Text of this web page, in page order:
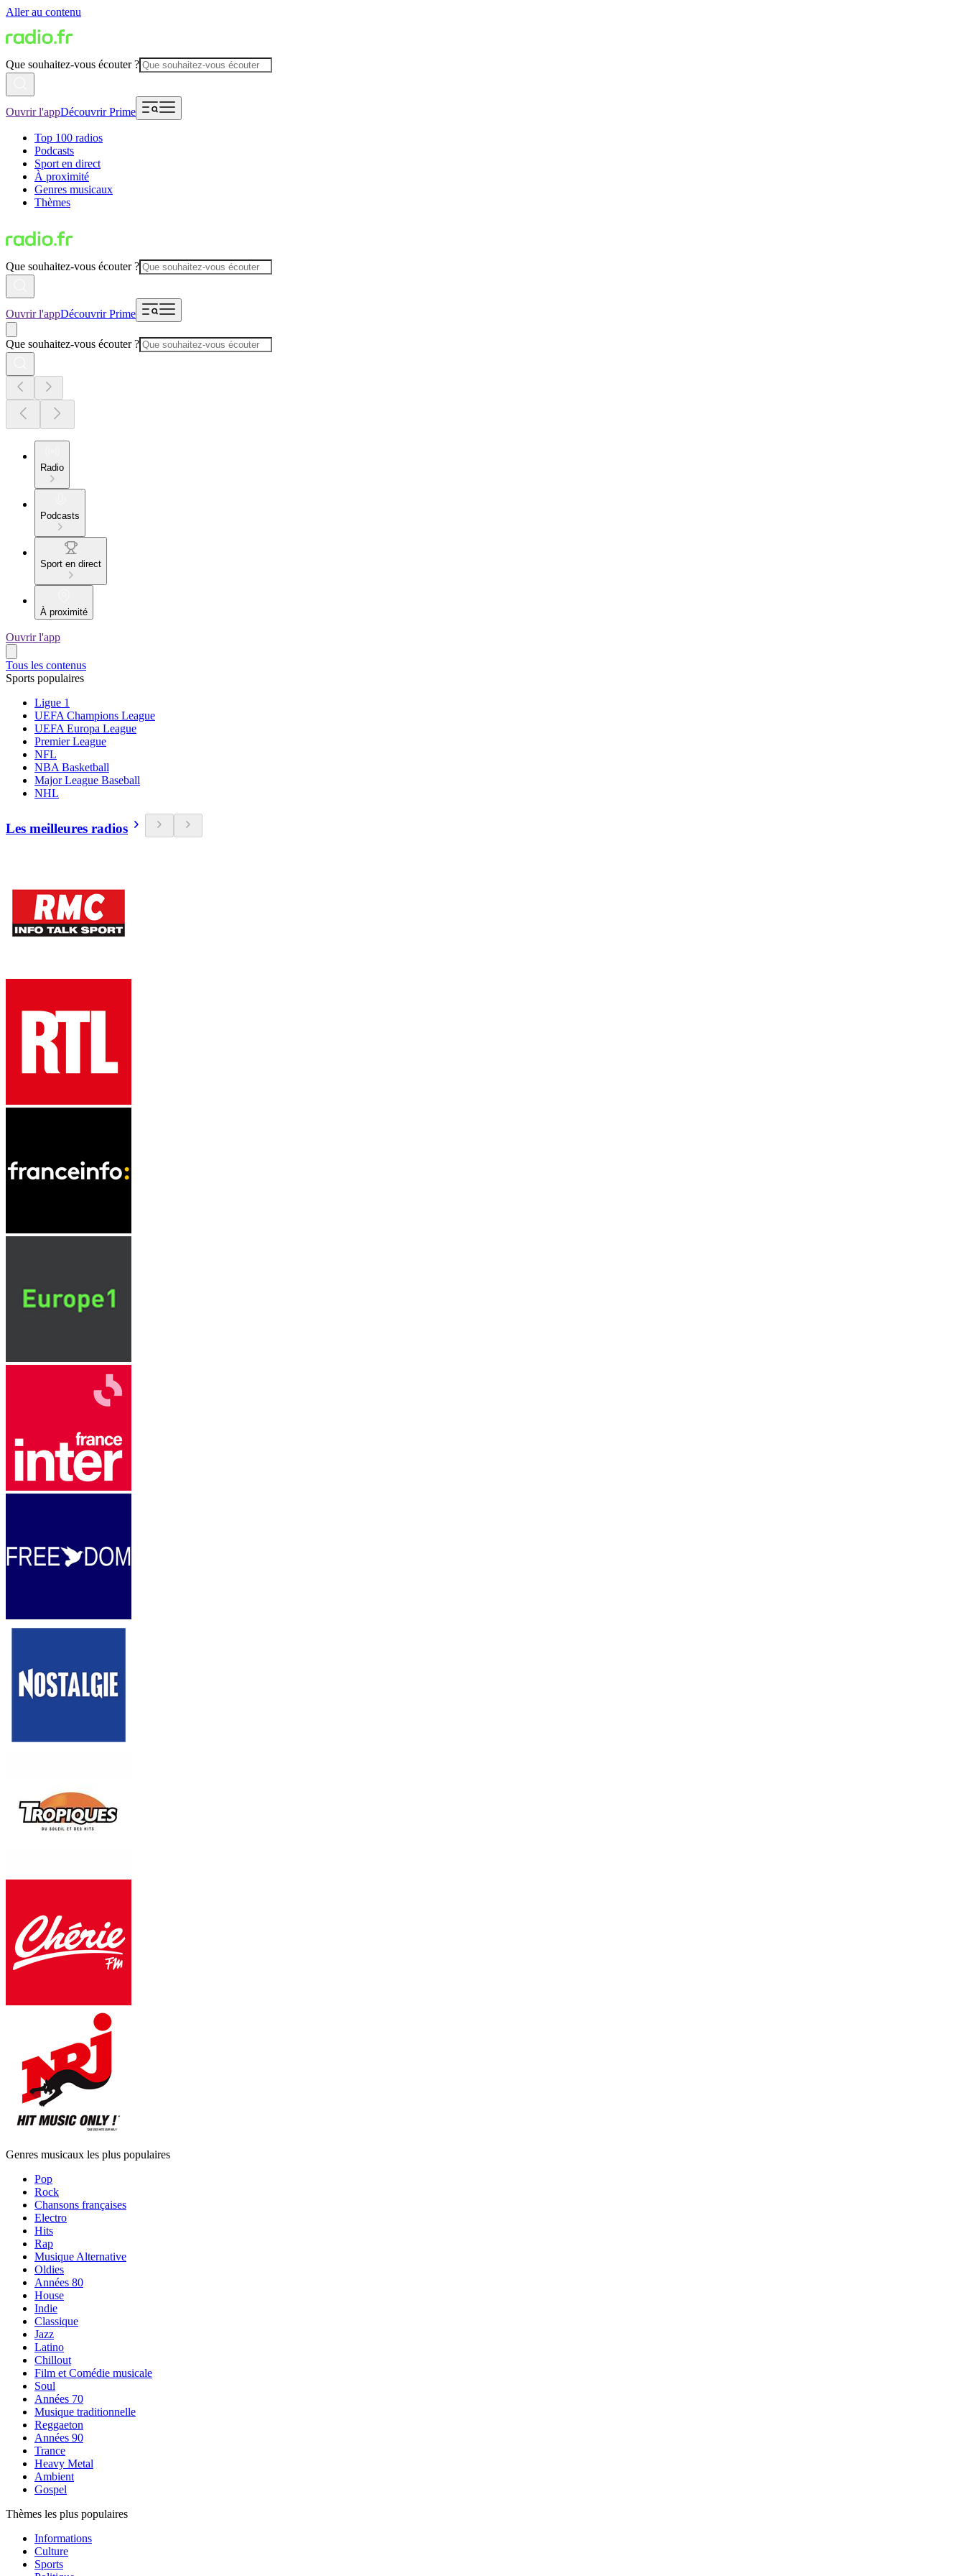
Aller au contenu
Que souhaitez-vous écouter ?
Ouvrir l'appDécouvrir Prime
Top 100 radios
Podcasts
Sport en direct
À proximité
Genres musicaux
Thèmes
Que souhaitez-vous écouter ?
Ouvrir l'appDécouvrir Prime
Que souhaitez-vous écouter ?
Radio
Podcasts
Sport en direct
À proximité
Ouvrir l'app
Tous les contenus
Sports populaires
Ligue 1
UEFA Champions League
UEFA Europa League
Premier League
NFL
NBA Basketball
Major League Baseball
NHL
Les meilleures radios
Genres musicaux les plus populaires
Pop
Rock
Chansons françaises
Electro
Hits
Rap
Musique Alternative
Oldies
Années 80
House
Indie
Classique
Jazz
Latino
Chillout
Film et Comédie musicale
Soul
Années 70
Musique traditionnelle
Reggaeton
Années 90
Trance
Heavy Metal
Ambient
Gospel
Thèmes les plus populaires
Informations
Culture
Sports